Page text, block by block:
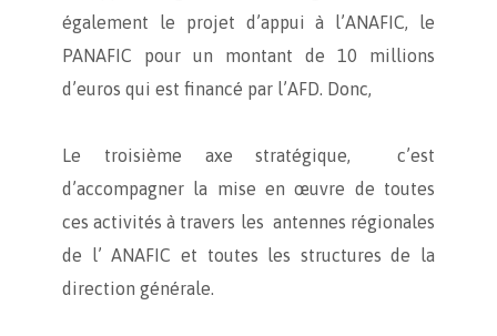
également le projet d’appui à l’ANAFIC, le
PANAFIC pour un montant de 10 millions
d’euros qui est financé par l’AFD. Donc,
Le troisième axe stratégique, c’est
d’accompagner la mise en œuvre de toutes
ces activités à travers les antennes régionales
de l’ ANAFIC et toutes les structures de la
direction générale.